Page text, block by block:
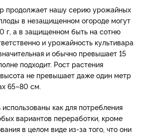
продолжает нашу серию урожайных
в незащищенном огороде могут
г, а в защищенном быть на сотню
и урожайность культивара
и обычно превышает 15
подходит. Рост растения
не превышает даже один метр
65–80 см.
как для потребления
вариантов переработки, кроме
в целом виде из-за того, что они